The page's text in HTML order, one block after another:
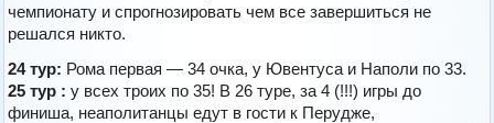
чемпионату и спрогнозировать чем все завершиться не
решался никто.
24 тур: Рома первая — 34 очка, у Ювентуса и Наполи по 33.
25 тур : у всех троих по 35! В 26 туре, за 4 (!!!) игры до
финиша, неаполитанцы едут в гости к Перудже,